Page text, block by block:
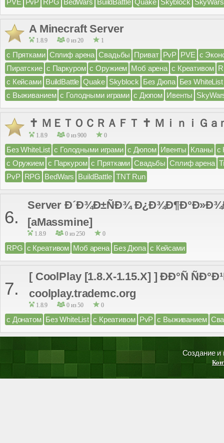
PVE PvP RPG BedWars BuildBattle Quake Skyblock SkyWars
A Minecraft Server
1.8.9 0 из 20 1
с Прятками Сплиф арена Свадьбы Приват PvP PVE с
Пиратские с Паркуром с Оружием Моб арена с Креативом
с Кейсами BuildBattle Quake Skyblock Без Дюпа Без WhiteList
с Выживанием с Голодными играми с Дюпом Ивенты
✝ ＭＥＴＯＣＲＡＦＴ ✝ ＭｉｎｉＧａ
1.8.9 0 из 900 0
Без WhiteList с Голодными играми с Дюпом Ивенты Кланы с
с Оружием с Паркуром с Прятками Свадьбы Сплиф арена
PvP RPG BedWars BuildBattle TNT Run
6.
Server Ð´Ð¾Ð±ÑÐ¾
[aMassmine]
1.8.9 0 из 250 0
RPG с Креативом Моб арена Без Дюпа с Кейсами
7.
[ CoolPlay [1.8.X-1.15.X] ] ÐÐ°Ñ
coolplay.trademc.org
1.8.9 0 из 50 0
с Донатом Без WhiteList с Креативом PvP с Выживанием
Создание и